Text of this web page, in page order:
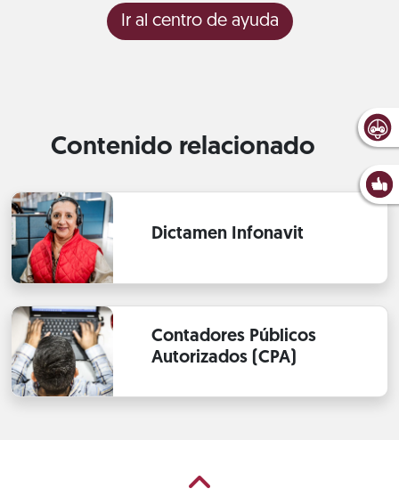
Ir al centro de ayuda
Contenido relacionado
Dictamen Infonavit
Contadores Públicos
Autorizados (CPA)